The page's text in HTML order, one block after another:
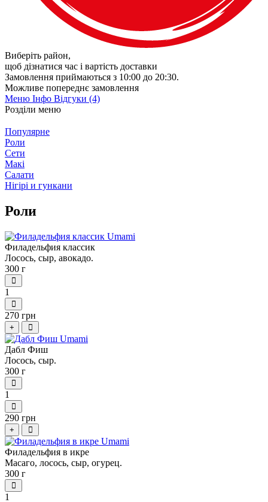
Виберіть район,
щоб дізнатися час і вартість доставки
Замовлення приймаються з 10:00 до 20:30.
Можливе попереднє замовлення
Меню Інфо Відгуки (4)
Розділи меню
Популярне
Роли
Сети
Макі
Салати
Нігірі и гункани
Роли
Филадельфия классик
Лосось, сыр, авокадо.
300 г
1
270 грн
+
Дабл Фиш
Лосось, сыр.
300 г
1
290 грн
+
Филадельфия в икре
Масаго, лосось, сыр, огурец.
300 г
1